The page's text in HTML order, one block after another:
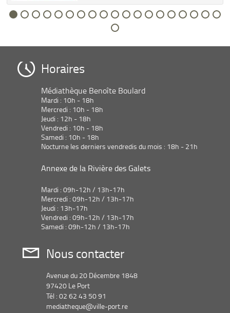
Horaires
Médiathèque Benoîte Boulard
Mardi : 10h - 18h
Mercredi : 10h - 18h
Jeudi : 12h - 18h
Vendredi : 10h - 18h
Samedi : 10h - 18h
Nocturne les derniers vendredis du mois : 18h - 21h
Annexe de la Rivière des Galets
Mardi : 09h-12h / 13h-17h
Mercredi : 09h-12h / 13h-17h
Jeudi : 13h-17h
Vendredi : 09h-12h / 13h-17h
Samedi : 09h-12h / 13h-17h
Nous contacter
Avenue du 20 Décembre 1848
97420 Le Port
Tél : 02 62 43 50 91
mediatheque@ville-port.re